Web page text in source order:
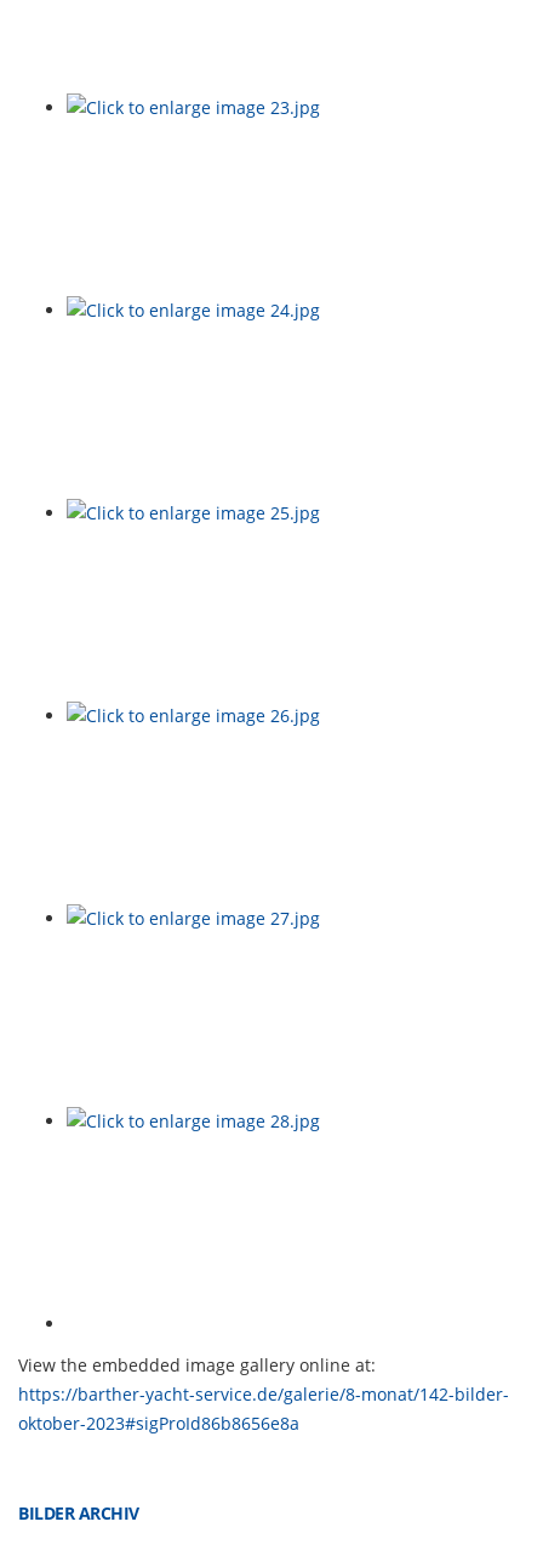
View the embedded image gallery online at:
https://barther-yacht-service.de/galerie/8-monat/142-bilder-
oktober-2023#sigProId86b8656e8a
BILDER ARCHIV